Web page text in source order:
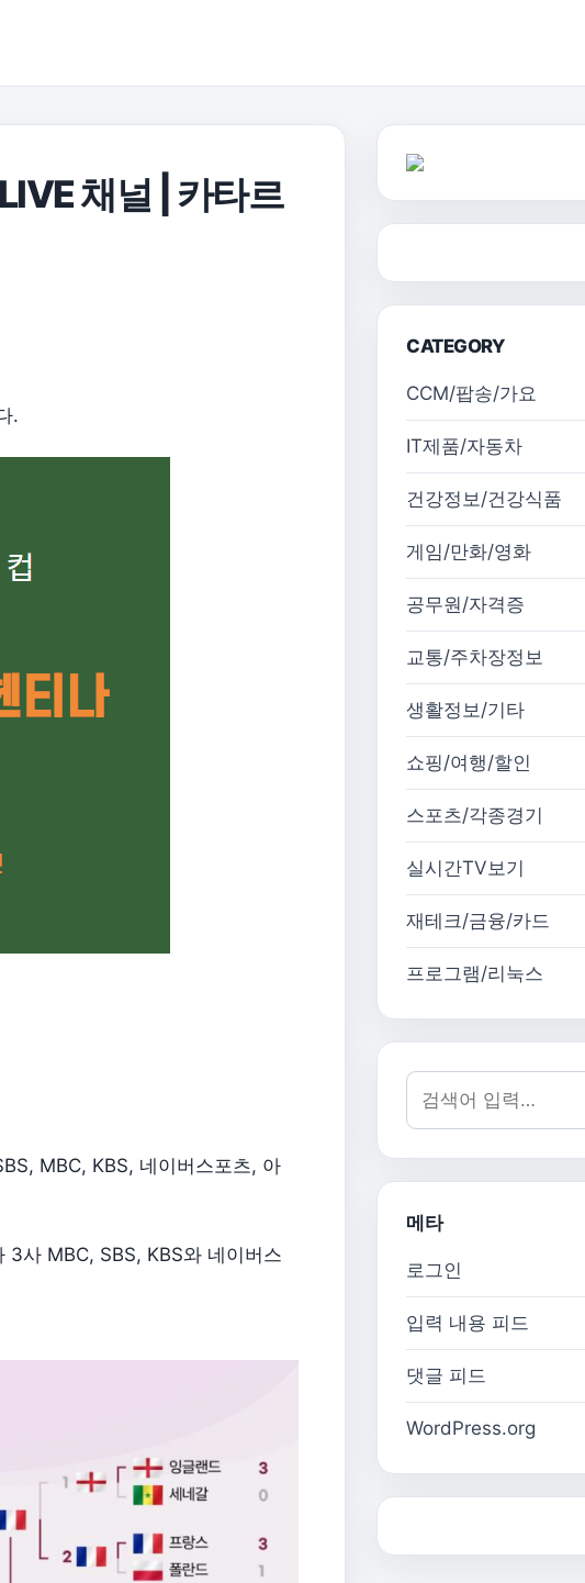
채널 | 카타르
.
MBC, KBS, 네이버스포츠, 아
사 MBC, SBS, KBS와 네이버스
CATEGORY
CCM/팝송/가요
IT제품/자동차
건강정보/건강식품
게임/만화/영화
공무원/자격증
교통/주차장정보
생활정보/기타
쇼핑/여행/할인
스포츠/각종경기
실시간TV보기
재테크/금융/카드
프로그램/리눅스
검색어:
메타
로그인
입력 내용 피드
댓글 피드
WordPress.org